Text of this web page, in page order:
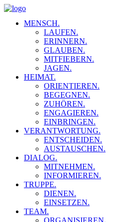
MENSCH.
LAUFEN.
ERINNERN.
GLAUBEN.
MITFIEBERN.
JAGEN.
HEIMAT.
ORIENTIEREN.
BEGEGNEN.
ZUHÖREN.
ENGAGIEREN.
EINBRINGEN.
VERANTWORTUNG.
ENTSCHEIDEN.
AUSTAUSCHEN.
DIALOG.
MITNEHMEN.
INFORMIEREN.
TRUPPE.
DIENEN.
EINSETZEN.
TEAM.
ORGANISIEREN.